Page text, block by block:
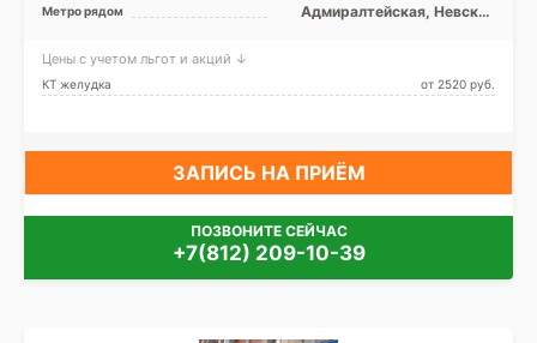
Метро рядом
Адмиралтейская, Невский
Цены с учетом льгот и акций ↓
КТ желудка от 2520 pуб.
ЗАПИСЬ НА ПРИЁМ
ПОЗВОНИТЕ СЕЙЧАС
+7(812) 209-10-39